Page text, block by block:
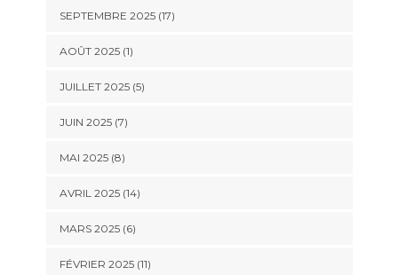
SEPTEMBRE 2025 (17)
AOÛT 2025 (1)
JUILLET 2025 (5)
JUIN 2025 (7)
MAI 2025 (8)
AVRIL 2025 (14)
MARS 2025 (6)
FÉVRIER 2025 (11)